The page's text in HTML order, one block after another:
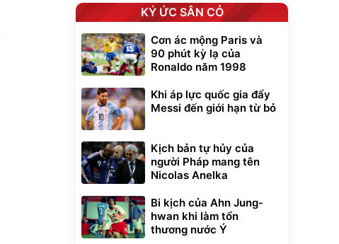
KÝ ỨC SÂN CỎ
Cơn ác mộng Paris và
90 phút kỳ lạ của
Ronaldo năm 1998
Khi áp lực quốc gia đẩy
Messi đến giới hạn từ bỏ
Kịch bản tự hủy của
người Pháp mang tên
Nicolas Anelka
Bi kịch của Ahn Jung-
hwan khi làm tổn
thương nước Ý